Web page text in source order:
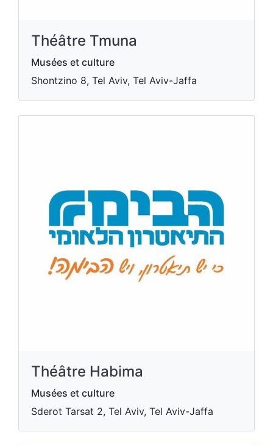
Théâtre Tmuna
Musées et culture
Shontzino 8, Tel Aviv, Tel Aviv-Jaffa
Théâtre Habima
Musées et culture
Sderot Tarsat 2, Tel Aviv, Tel Aviv-Jaffa